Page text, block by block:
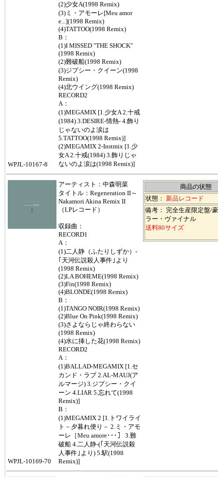
(2)少女A(1998 Remix)
(3)ミ・アモーレ[Meu amor
e...](1998 Remix)
(4)TATTOO(1998 Remix)
B：
(1)I MISSED "THE SHOCK"
(1998 Remix)
(2)難破船(1998 Remix)
(3)ジプシー・クイーン(1998
Remix)
(4)北ウイング(1998 Remix)
RECORD2
A：
(1)MEGAMIX [1.少女A 2.十戒
(1984) 3.DESIRE-情熱- 4.飾り
じゃないのよ涙は
5.TATTOO(1998 Remix)]
(2)MEGAMIX 2-Instmix [1.少
女A 2.十戒(1984) 3.飾りじゃ
ないのよ涙は(1998 Remix)]
WPJL-10167-8
アーティスト：中森明菜
タイトル：Regeneration II～
Nakamori Akina Remix II
（LPレコード）
収録曲：
RECORD1
A：
(1)二人静（ふたりしずか）-
｢天河伝説殺人事件｣より
(1998 Remix)
(2)LA BOHEME(1998 Remix)
(3)Fin(1998 Remix)
(4)BLONDE(1998 Remix)
B：
(1)TANGO NOIR(1998 Remix)
(2)Blue On Pink(1998 Remix)
(3)さよならじゃ終わらない
(1998 Remix)
(4)水に挿した花(1998 Remix)
RECORD2
A：
(1)BALLAD-MEGAMIX [1.セ
カンド・ラブ 2.AL-MAUJ(ア
ルマージ) 3.ジプシー・クイ
ーン 4.LIAR 5.忘れて(1998
Remix)]
B：
(1)MEGAMIX 2 [1.トワイライ
ト－夕暮れ便り－ 2.ミ・アモ
ーレ［Meu amore･･･］ 3.難
破船 4.二人静-(｢天河伝説殺
人事件｣より) 5.駅(1998
Remix)]
商品の状態
状態： 新品レコード
備考： 完全生産限定盤/
ラー・ヴァイナル
送料80サイズ
WPJL-10169-70